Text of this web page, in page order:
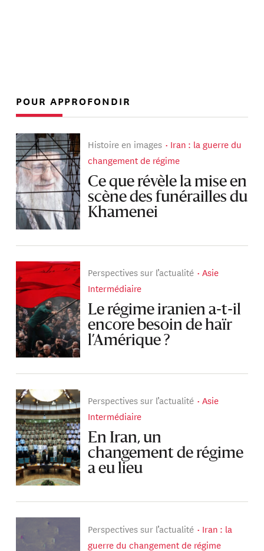
POUR APPROFONDIR
Histoire en images
Iran : la guerre du
changement de régime
Ce que révèle la mise en
scène des funérailles du
Khamenei
Perspectives sur l’actualité
Asie
Intermédiaire
Le régime iranien a-t-il
encore besoin de haïr
l’Amérique ?
Perspectives sur l’actualité
Asie
Intermédiaire
En Iran, un
changement de régime
a eu lieu
Perspectives sur l’actualité
Iran : la
guerre du changement de régime